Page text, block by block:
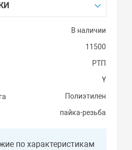
В наличии
11500
РТП
Y
Полиэтилен
пайка-резьба
по характеристикам